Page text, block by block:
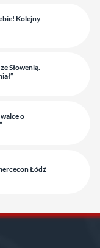
Kolejny
Słowenią.
o
Łódź